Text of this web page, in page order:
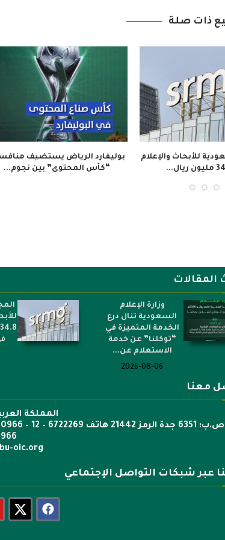
ذات صلة
فيلم «تلفزيون المخرج»
ذاكرة المجتمع الإيفواري...
ملتقى “عرش
صناعة الكسوة
المقالات
وزارة الإعلام
السعودية تنال درع
الخدمة المتميزة في
“توكلنا” عن خدمة
الاستعلام عن...
2026-08-06
معنا
المملكة
oic.org
عبر شبكات التواصل الإجتماعي